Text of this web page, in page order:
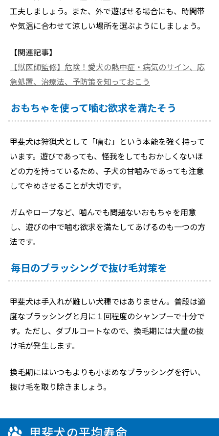
工夫しましょう。また、外で遊ばせる場合にも、時間帯
や気温に合わせて涼しい場所を選ぶようにしましょう。
【関連記事】
【獣医師監修】危険！愛犬の熱中症・病気のサイン、応
急処置、治療法、予防策を知っておこう
おもちゃを使って噛む欲求を満たそう
甲斐犬は狩猟犬として「噛む」という本能を強く持って
います。遊びであっても、怪我をしてもおかしくないほ
どの力を持っているため、子犬の甘噛みであっても注意
してやめさせることが大切です。
ガムやロープなど、噛んでも問題ないおもちゃを用意
し、遊びの中で噛む欲求を満たしてあげるのも一つの方
法です。
毎日のブラッシングで抜け毛対策を
甲斐犬は手入れが難しい犬種ではありません。普段は適
度なブラッシングと月に１回程度のシャンプーで十分で
す。ただし、ダブルコートなので、換毛期には大量の抜
け毛が発生します。
換毛期にはいつもよりも小まめなブラッシングを行い、
抜け毛を取り除きましょう。
甲斐犬の平均寿命